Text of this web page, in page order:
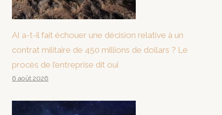
AI a-t-il fait échouer une décision relative à un
contrat militaire de 450 millions de dollars ? Le
procès de l’entreprise dit oui
6 août 2026